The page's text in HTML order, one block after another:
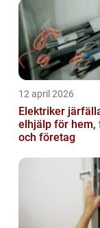
12 april 2026
Elektriker järfälla
elhjälp för hem,
och företag